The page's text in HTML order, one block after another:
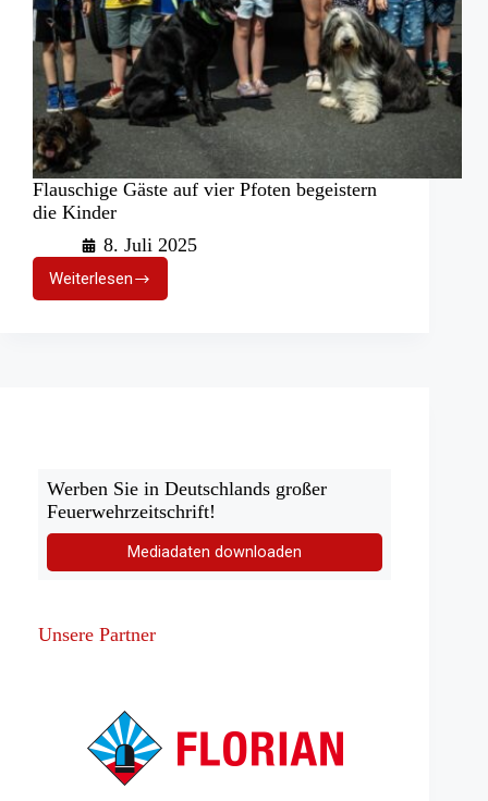
Flauschige Gäste auf vier Pfoten begeistern
die Kinder
8. Juli 2025
WeiterlesenFlauschige
Gäste
Werben Sie in Deutschlands großer
Feuerwehrzeitschrift!
Mediadaten downloaden
Unsere Partner